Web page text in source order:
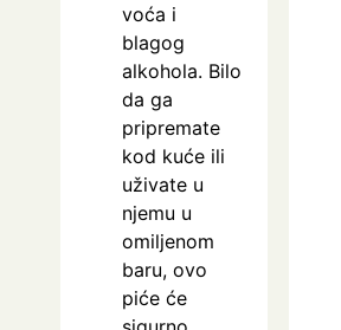
voća i
blagog
alkohola. Bilo
da ga
pripremate
kod kuće ili
uživate u
njemu u
omiljenom
baru, ovo
piće će